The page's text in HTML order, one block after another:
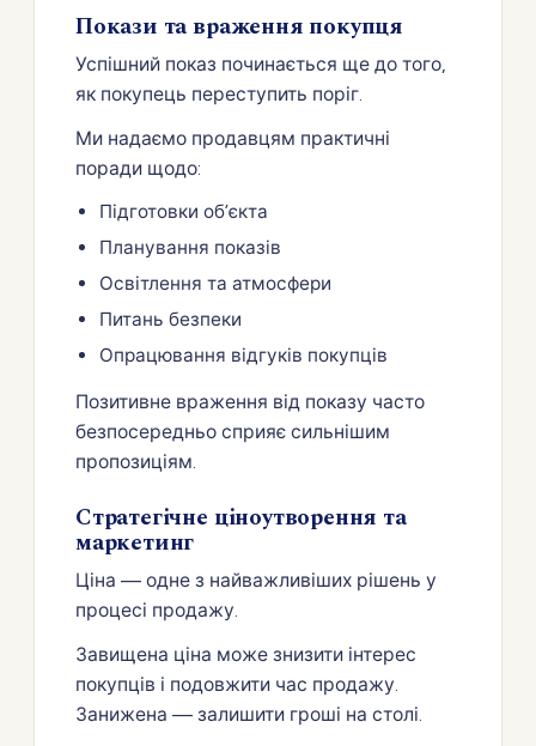
Покази та враження покупця
Успішний показ починається ще до того,
як покупець переступить поріг.
Ми надаємо продавцям практичні
поради щодо:
Підготовки об’єкта
Планування показів
Освітлення та атмосфери
Питань безпеки
Опрацювання відгуків покупців
Позитивне враження від показу часто
безпосередньо сприяє сильнішим
пропозиціям.
Стратегічне ціноутворення та
маркетинг
Ціна — одне з найважливіших рішень у
процесі продажу.
Завищена ціна може знизити інтерес
покупців і подовжити час продажу.
Занижена — залишити гроші на столі.